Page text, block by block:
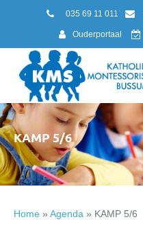
035 69 11 011
Ouderportaal
KAMP 5/6
Home » Agenda » KAMP 5/6